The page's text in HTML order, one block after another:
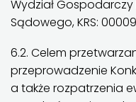
Wydział
Sądowego, KRS:
6.2. Celem
przeprowadzenie
a także rozpatrzenia